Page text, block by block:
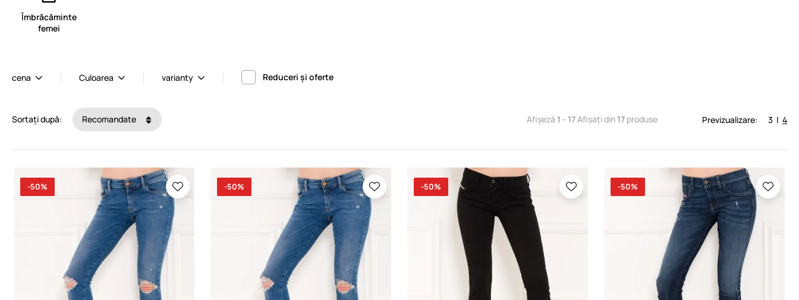
Îmbrăcăminte
femei
cena Culoarea varianty Reduceri și oferte
Sortați după: Recomandate Afișeză 1 - 17Afișați din 17 produse Previzualizare: 3 | 4
-50% -50% -50% -50%